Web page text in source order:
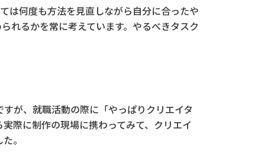
は何度も方法を見直しながら自分に合ったや
れるかを常に考えています。やるべきタスク
が、就職活動の際に「やっぱりクリエイタ
際に制作の現場に携わってみて、クリエイ
。